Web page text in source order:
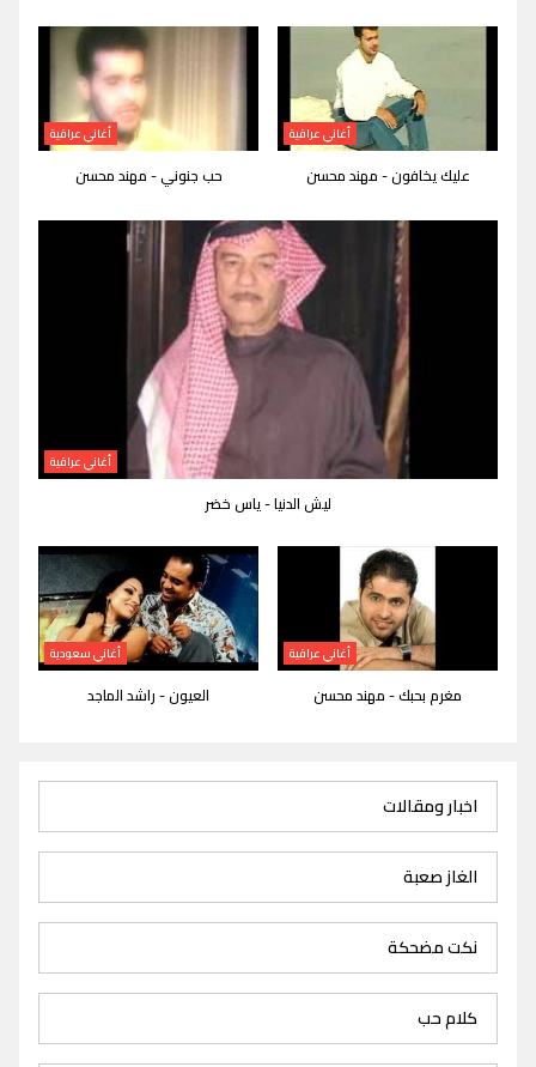
أغاني عراقية
عليك يخافون - مهند محسن
أغاني عراقية
حب جنوني - مهند محسن
أغاني عراقية
ليش الدنيا - ياس خضر
أغاني عراقية
مغرم بحبك - مهند محسن
أغاني سعودية
العيون - راشد الماجد
اخبار ومقالات
الغاز صعبة
نكت مضحكة
كلام حب